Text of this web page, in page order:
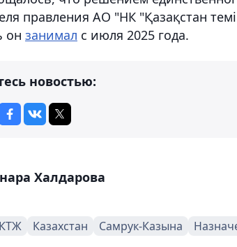
правления АО "НК "Қазақстан
он занимал с июля 2025 года.
новостью:
Халдарова
КТЖ Казахстан Самрук-Казына